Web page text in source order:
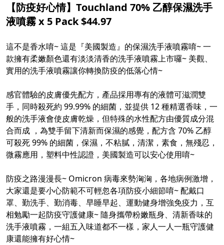
【防疫好心情】Touchland 70% 乙醇保濕洗手
液噴霧 x 5 Pack $44.97
這不是香水唷~ 這是『美國製造』的保濕洗手液噴霧唷~ 一
款擁有柔嫩顏色還有淡淡清香的洗手液噴霧上市囉~ 美觀、
實用的洗手液噴霧讓你轉換防疫的低落心情~
感官體驗的皮膚優先配方，產品採用專有的液體可滋潤雙
手，同時殺死約 99.99% 的細菌，並提供 12 種精選香味，一
般的洗手液會使皮膚乾燥，但特殊的水性配方由優質成分混
合而成 ，為雙手留下清新而保濕的感覺，配方含 70% 乙醇
可殺死 99% 的細菌，保濕，不粘膩，清潔，素食，無殘忍，
微霧應用，塑料中性認證，美國製造可以安心使用唷~
防疫之路漫漫長~ Omicron 病毒來勢洶洶，各地病例激增，
大家還是要小心防範不可輕忽各項防疫小細節唷~ 配戴口
罩、勤洗手、勤消毒、早睡早起、運動健身增強免疫力，互
相勉勵一起防疫守護健康~ 隨身攜帶粉嫩瓶身、清新香味的
洗手液噴霧，一組五入味道都不一樣，家人一人一瓶守護健
康還能擁有好心情~